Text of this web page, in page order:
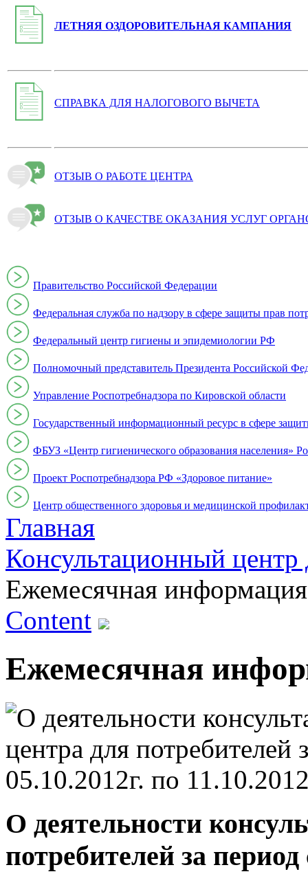
ЛЕТНЯЯ ОЗДОРОВИТЕЛЬНАЯ КАМПАНИЯ
СПРАВКА ДЛЯ НАЛОГОВОГО ВЫЧЕТА
ОТЗЫВ О РАБОТЕ ЦЕНТРА
ОТЗЫВ О КАЧЕСТВЕ ОКАЗАНИЯ УСЛУГ
Правительство Российской Федерации
Федеральная служба по надзору в сфере защиты прав
Федеральный центр гигиены и эпидемиологии РФ
Полномочный представитель Президента Российской
Управление Роспотребнадзора по Кировской области
Государственный информационный ресурс в сфере
ФБУЗ «Центр гигиенического образования населения»
Проект Роспотребнадзора РФ «Здоровое питание»
Центр общественного здоровья и медицинской
Главная
Консультационный центр
Ежемесячная информация
Content
Ежемесячная
О деятельности
потребителей за период